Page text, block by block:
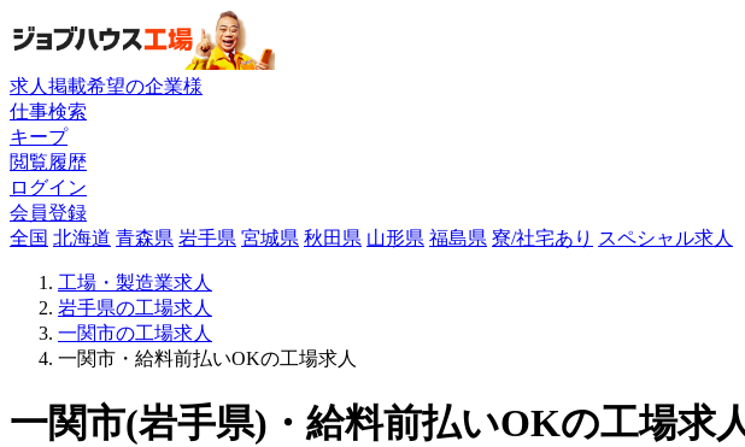
求人掲載希望の企業様
仕事検索
キープ
閲覧履歴
ログイン
会員登録
全国 北海道 青森県 岩手県 宮城県 秋田県 山形県 福島県 寮/社宅あり スペシャル求人
工場・製造業求人
岩手県の工場求人
一関市の工場求人
一関市・給料前払いOKの工場求人
一関市(岩手県)・給料前払いOKの工場求